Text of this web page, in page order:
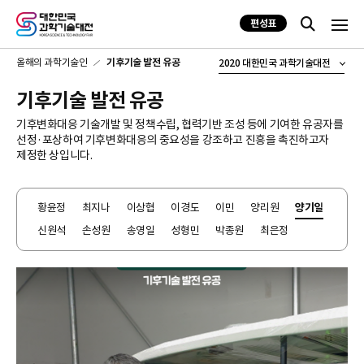
2020 대한민국 과학기술대전
편성표
올해의 과학기술인 기후기술 발전 유공
기후기술 발전 유공
기후변화대응 기술개발 및 정책수립, 협력기반 조성 등에 기여한 유공자를
선정·포상하여 기후변화대응의 중요성을 강조하고 진흥을 촉진하고자
제정한 상입니다.
황윤정 최지나 이상협 이경도 이민 양리원
양기일
신원석
손성원 송영일 성형민 박종원 최은정